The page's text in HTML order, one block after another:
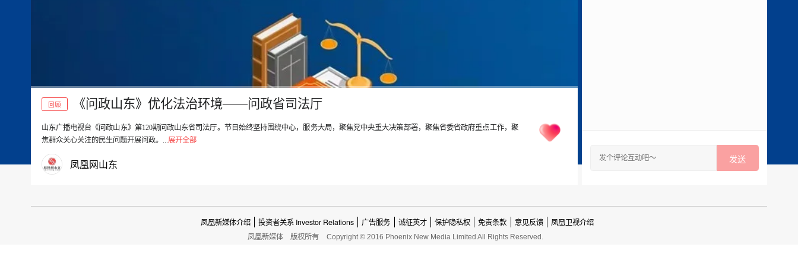
00:00
回顾 《问政山东》优化法治环境——问政省司法厅
山东广播电视台《问政山东》第120期问政山东省司法厅。节目始终坚持围绕中心，服务大局，聚焦党中央重大决策部署，聚焦省委省政府重点工作，聚
焦群众关心关注的民生问题开展问政。... 展开全部
凤凰网山东 发送
凤凰新媒体介绍 投资者关系 Investor Relations 广告服务 诚征英才 保护隐私权 免责条款 意见反馈 凤凰卫视介绍
凤凰新媒体 版权所有 Copyright © 2016 Phoenix New Media Limited All Rights Reserved.